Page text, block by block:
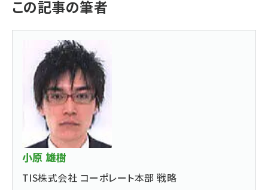
この記事の筆者
小原 雄樹
TIS株式会社 コーポレート本部 戦略